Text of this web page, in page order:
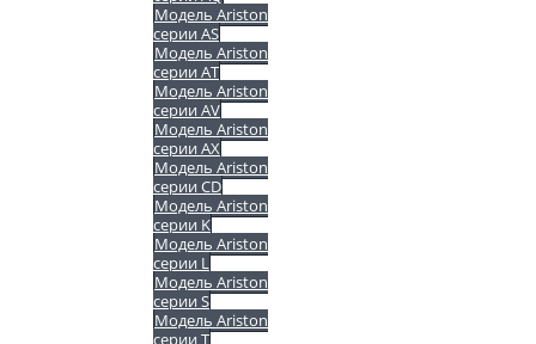
Модель Ariston
серии AS
Модель Ariston
серии AT
Модель Ariston
серии AV
Модель Ariston
серии AX
Модель Ariston
серии CD
Модель Ariston
серии K
Модель Ariston
серии L
Модель Ariston
серии S
Модель Ariston
серии T